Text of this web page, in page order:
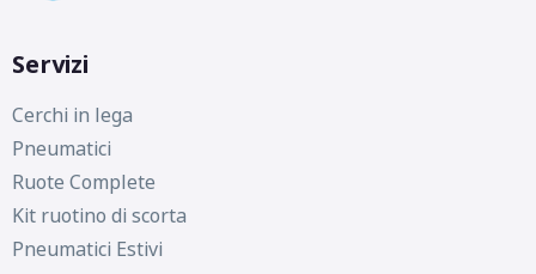
Servizi
Cerchi in lega
Pneumatici
Ruote Complete
Kit ruotino di scorta
Pneumatici Estivi